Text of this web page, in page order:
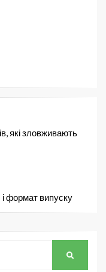
які зловживають
і формат випуску